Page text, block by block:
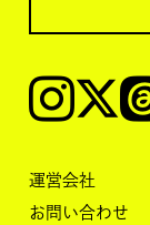
Instagram𝕏
運営会社
お問い合わせ